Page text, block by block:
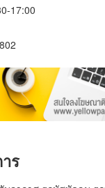
17:00
ร